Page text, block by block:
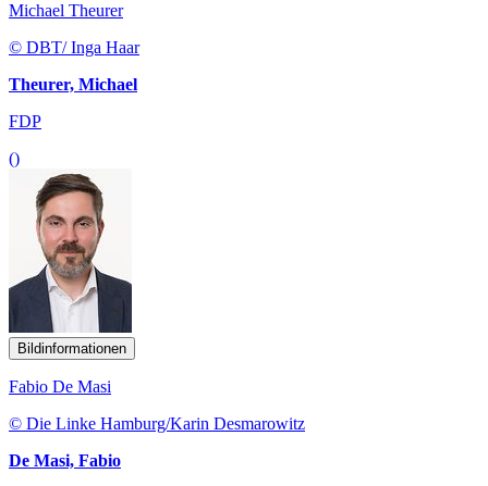
Michael Theurer
© DBT/ Inga Haar
Theurer, Michael
FDP
()
Bildinformationen
Fabio De Masi
© Die Linke Hamburg/Karin Desmarowitz
De Masi, Fabio